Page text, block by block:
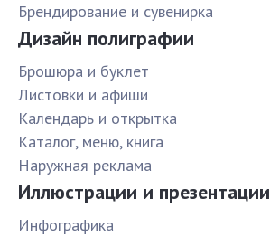
Брендирование и сувенирка
Дизайн полиграфии
Брошюра и буклет
Листовки и афиши
Календарь и открытка
Каталог, меню, книга
Наружная реклама
Иллюстрации и презентации
Инфографика